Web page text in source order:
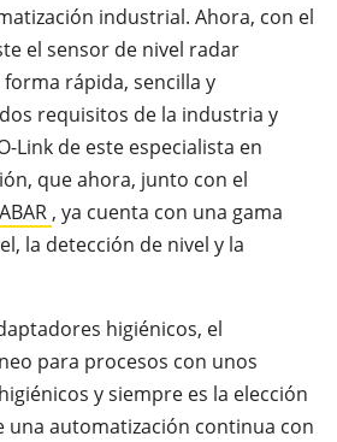
industrial. Ahora, con el
el sensor de nivel radar
rápida, sencilla y
requisitos de la industria y
Link de este especialista en
que ahora, junto con el
, ya cuenta con una gama
la detección de nivel y la
higiénicos, el
para procesos con unos
y siempre es la elección
una automatización continua con